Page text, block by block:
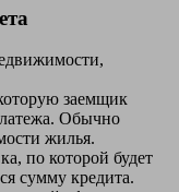
заемщик
Обычно
жилья.
по которой будет
сумму кредита.